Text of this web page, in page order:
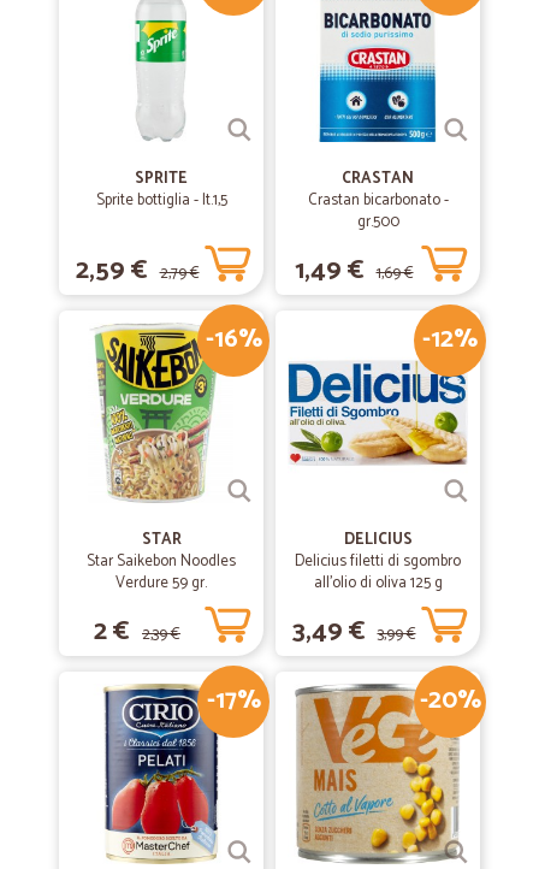
SPRITE
Sprite bottiglia - lt.1,5
2,59 € 2,79 €
CRASTAN
Crastan bicarbonato -
gr.500
1,49 € 1,69 €
-16%
STAR
Star Saikebon Noodles
Verdure 59 gr.
2 € 2,39 €
-12%
DELICIUS
Delicius filetti di sgombro
all'olio di oliva 125 g
3,49 € 3,99 €
-17% -20%